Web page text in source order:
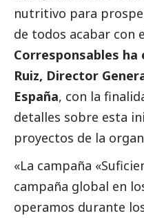
nutritivo para
de todos acabar con
Corresponsables
Ruiz, Director
España, con la
detalles sobre esta
proyectos de la
«La campaña
campaña global en
operamos durante